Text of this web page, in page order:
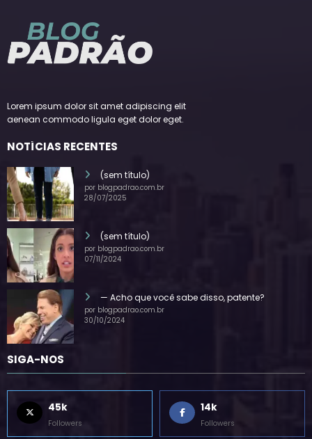
Lorem ipsum dolor sit amet adipiscing elit
aenean commodo ligula eget dolor eget.
NOTÍCIAS RECENTES
(sem título)
por blogpadrao.com.br
28/07/2025
(sem título)
por blogpadrao.com.br
07/11/2024
— Acho que você sabe disso, patente?
por blogpadrao.com.br
30/10/2024
SIGA-NOS
45k
Followers
14k
Followers